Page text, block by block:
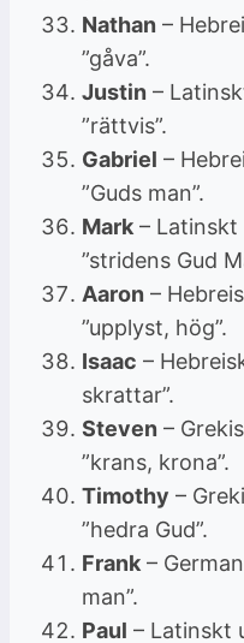
Nathan –
”gåva”.
Justin –
”rättvis”.
Gabriel –
”Guds man”.
Mark –
”stridens Gud
Aaron –
”upplyst, hög”.
Isaac –
skrattar”.
Steven –
”krans, krona”.
Timothy –
”hedra Gud”.
Frank –
man”.
Paul – Latinskt